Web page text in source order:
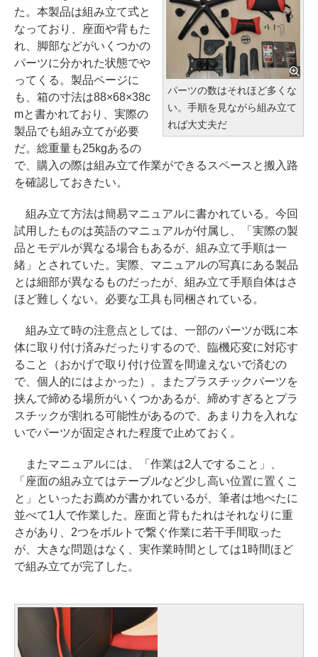
パーツの数はそれほど多くな
い。手順を見ながら組み立て
れば大丈夫だ
た。本製品は組み立て式と
なっており、座面や背もた
れ、脚部などがいくつかの
パーツに分かれた状態でや
ってくる。製品ページに
も、箱の寸法は88×68×38c
mと書かれており、実際の
製品でも組み立てが必要
だ。総重量も25kgあるの
で、購入の際は組み立て作業ができるスペースと搬入路
を確認しておきたい。
組み立て方法は簡易マニュアルに書かれている。今回
試用したものは英語のマニュアルが付属し、「実際の製
品とモデルが異なる場合もあるが、組み立て手順は一
緒」とされていた。実際、マニュアルの写真にある製品
とは細部が異なるものだったが、組み立て手順自体はさ
ほど難しくない。必要な工具も同梱されている。
組み立て時の注意点としては、一部のパーツが既に本
体に取り付け済みだったりするので、臨機応変に対応す
ること（おかげで取り付け位置を間違えないで済むの
で、個人的にはよかった）。またプラスチックパーツを
挟んで締める場所がいくつかあるが、締めすぎるとプラ
スチックが割れる可能性があるので、あまり力を入れな
いでパーツが固定された程度で止めておく。
またマニュアルには、「作業は2人ですること」、
「座面の組み立てはテーブルなど少し高い位置に置くこ
と」といったお薦めが書かれているが、筆者は地べたに
並べて1人で作業した。座面と背もたれはそれなりに重
さがあり、2つをボルトで繋ぐ作業に若干手間取った
が、大きな問題はなく、実作業時間としては1時間ほど
で組み立てが完了した。